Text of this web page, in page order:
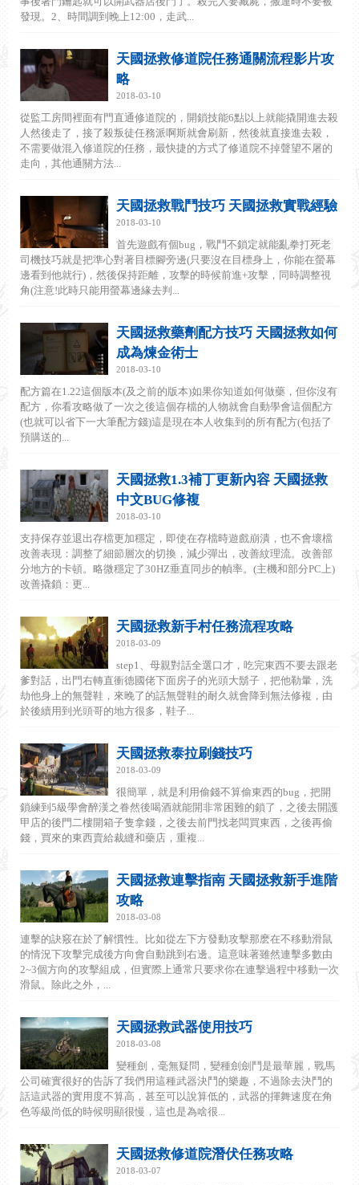
發現。2、時間調到晚上12:00，走武...
天國拯救修道院任務通關流程影片攻
略
2018-03-10
從監工房間裡面有門直通修道院的，開鎖技能6點以上就能撬開進去殺
人然後走了，接了殺叛徒任務派啊斯就會刷新，然後就直接進去殺，
不需要做混入修道院的任務，最快捷的方式了修道院不掉聲望不屠的
走向，其他通關方法...
天國拯救戰鬥技巧 天國拯救實戰經驗
2018-03-10
首先遊戲有個bug，戰鬥不鎖定就能亂拳打死老
司機技巧就是把準心對著目標腳旁邊(只要沒在目標身上，你能在螢幕
邊看到他就行)，然後保持距離，攻擊的時候前進+攻擊，同時調整視
角(注意!此時只能用螢幕邊緣去判...
天國拯救藥劑配方技巧 天國拯救如何
成為煉金術士
2018-03-10
配方篇在1.22這個版本(及之前的版本)如果你知道如何做藥，但你沒有
配方，你看攻略做了一次之後這個存檔的人物就會自動學會這個配方
(也就可以省下一大筆配方錢)這是現在本人收集到的所有配方(包括了
預購送的...
天國拯救1.3補丁更新內容 天國拯救
中文BUG修複
2018-03-10
支持保存並退出存檔更加穩定，即使在存檔時遊戲崩潰，也不會壞檔
改善表現：調整了細節層次的切換，減少彈出，改善紋理流。改善部
分地方的卡頓。略微穩定了30HZ垂直同步的幀率。(主機和部分PC上)
改善撬鎖：更...
天國拯救新手村任務流程攻略
2018-03-09
step1、母親對話全選口才，吃完東西不要去跟老
爹對話，出門右轉直衝德國佬下面房子的光頭大鬍子，把他勒暈，洗
劫他身上的無聲鞋，來晚了的話無聲鞋的耐久就會降到無法修複，由
於後續用到光頭哥的地方很多，鞋子...
天國拯救泰拉刷錢技巧
2018-03-09
很簡單，就是利用偷錢不算偷東西的bug，把開
鎖練到5級學會醉漢之眷然後喝酒就能開非常困難的鎖了，之後去開護
甲店的後門二樓開箱子隻拿錢，之後去前門找老闆買東西，之後再偷
錢，買來的東西賣給裁縫和藥店，重複...
天國拯救連擊指南 天國拯救新手進階
攻略
2018-03-08
連擊的訣竅在於了解慣性。比如從左下方發動攻擊那麽在不移動滑鼠
的情況下攻擊完成後方向會自動跳到右邊。這意味著雖然連擊多數由
2~3個方向的攻擊組成，但實際上通常只要求你在連擊過程中移動一次
滑鼠。除此之外，...
天國拯救武器使用技巧
2018-03-08
變種劍，毫無疑問，變種劍劍鬥是最華麗，戰馬
公司確實很好的告訴了我們用這種武器決鬥的樂趣，不過除去決鬥的
話這武器的實用度不算高，甚至可以說算低的，武器的揮舞速度在角
色等級尚低的時候明顯很慢，這也是為啥很...
天國拯救修道院潛伏任務攻略
2018-03-07